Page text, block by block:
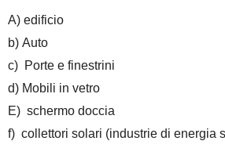
A) edificio
b) Auto
c) Porte e finestrini
d) Mobili in vetro
E) schermo doccia
f) collettori solari (industrie di energia